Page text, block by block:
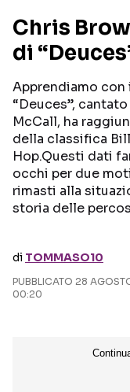
RECENSIONI
INTERVISTE
GOSSIP E
Chris
di
Apprendiamo
“Deuces”,
McCall, ha
della classifica
Hop.Questi dati
occhi per due
rimasti alla
storia delle
di TOMMASO10
PUBBLICATO 28
00:20